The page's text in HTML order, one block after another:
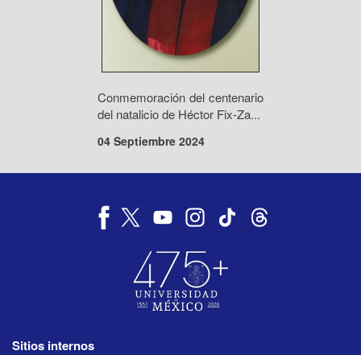
Conmemoración del centenario
del natalicio de Héctor Fix-Za...
04 Septiembre 2024
Sitios internos